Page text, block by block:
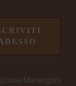
Marangoni